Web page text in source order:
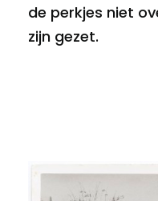
de perkjes niet
zijn gezet.